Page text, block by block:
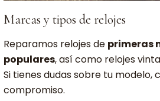
Marcas y tipos de relojes
Reparamos relojes de primeras
populares, así como relojes
Si tienes dudas sobre tu modelo,
compromiso.